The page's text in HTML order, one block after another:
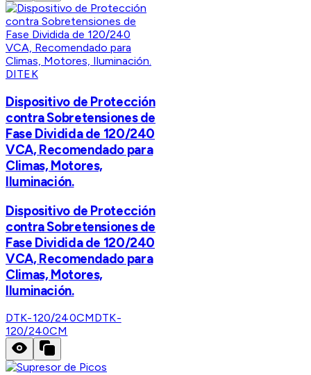
DITEK
Dispositivo de Protección
contra Sobretensiones de
Fase Dividida de 120/240
VCA, Recomendado para
Climas, Motores,
Iluminación.
Dispositivo de Protección
contra Sobretensiones de
Fase Dividida de 120/240
VCA, Recomendado para
Climas, Motores,
Iluminación.
DTK-120/240CMDTK-
120/240CM